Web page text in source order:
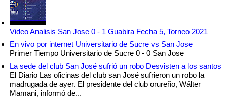
Video Analisis San Jose 0 - 1 Guabira Fecha 5, Torneo 2021
En vivo por internet Universitario de Sucre vs San Jose
Primer Tiempo Universitario de Sucre 0 - 0 San Jose
La sede del club San José sufrió un robo Desvisten a los santos
El Diario Las oficinas del club san José sufrieron un robo la
madrugada de ayer. El presidente del club orureño, Wálter
Mamani, informó de...